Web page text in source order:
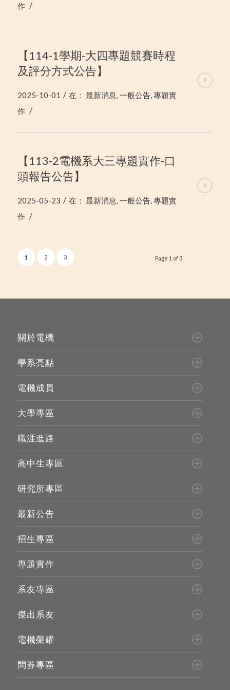
作 /
【114-1學期-大四專題競賽時程
及評分方式公告】
2025-10-01 / 在： 最新消息,一般公告,專題實
作 /
【113-2電機系大三專題實作-口
頭報告公告】
2025-05-23 / 在： 最新消息,一般公告,專題實
作 /
Page 1 of 3
1 2 3
關於電機
學系亮點
電機成員
大學專區
職涯進路
高中生專區
研究所專區
最新公告
招生專區
專題實作
系友專區
傑出系友
電機榮耀
問券專區